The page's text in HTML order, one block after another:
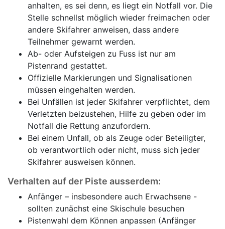
anhalten, es sei denn, es liegt ein Notfall vor. Die
Stelle schnellst möglich wieder freimachen oder
andere Skifahrer anweisen, dass andere
Teilnehmer gewarnt werden.
Ab- oder Aufsteigen zu Fuss ist nur am
Pistenrand gestattet.
Offizielle Markierungen und Signalisationen
müssen eingehalten werden.
Bei Unfällen ist jeder Skifahrer verpflichtet, dem
Verletzten beizustehen, Hilfe zu geben oder im
Notfall die Rettung anzufordern.
Bei einem Unfall, ob als Zeuge oder Beteiligter,
ob verantwortlich oder nicht, muss sich jeder
Skifahrer ausweisen können.
Verhalten auf der Piste ausserdem:
Anfänger – insbesondere auch Erwachsene -
sollten zunächst eine Skischule besuchen
Pistenwahl dem Können anpassen (Anfänger